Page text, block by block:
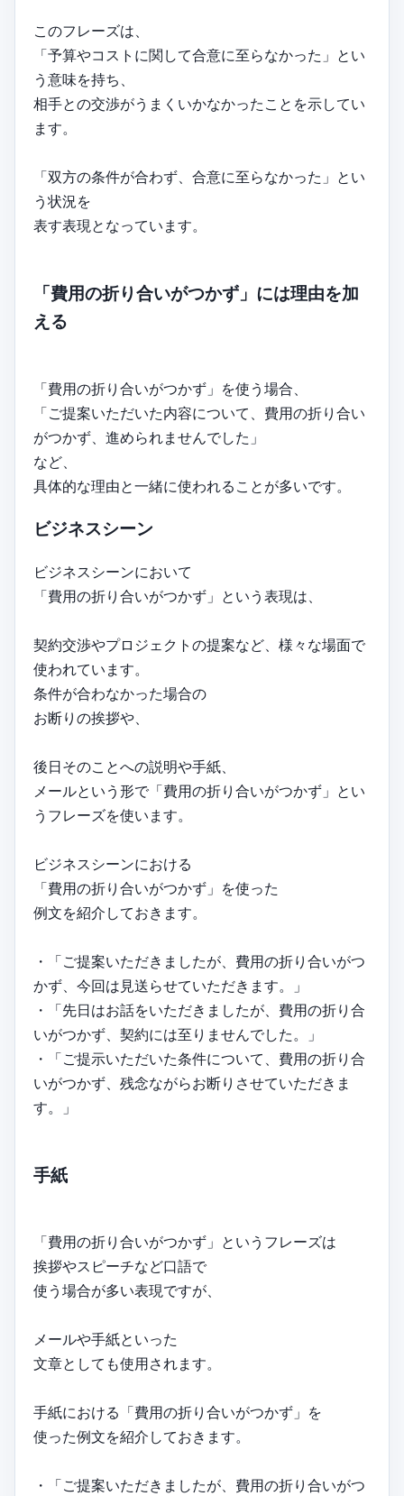
このフレーズは、
「予算やコストに関して合意に至らなかった」とい
う意味を持ち、
相手との交渉がうまくいかなかったことを示してい
ます。
「双方の条件が合わず、合意に至らなかった」とい
う状況を
表す表現となっています。
「費用の折り合いがつかず」には理由を加
える
「費用の折り合いがつかず」を使う場合、
「ご提案いただいた内容について、費用の折り合い
がつかず、進められませんでした」
など、
具体的な理由と一緒に使われることが多いです。
ビジネスシーン
ビジネスシーンにおいて
「費用の折り合いがつかず」という表現は、
契約交渉やプロジェクトの提案など、様々な場面で
使われています。
条件が合わなかった場合の
お断りの挨拶や、
後日そのことへの説明や手紙、
メールという形で「費用の折り合いがつかず」とい
うフレーズを使います。
ビジネスシーンにおける
「費用の折り合いがつかず」を使った
例文を紹介しておきます。
・「ご提案いただきましたが、費用の折り合いがつ
かず、今回は見送らせていただきます。」
・「先日はお話をいただきましたが、費用の折り合
いがつかず、契約には至りませんでした。」
・「ご提示いただいた条件について、費用の折り合
いがつかず、残念ながらお断りさせていただきま
す。」
手紙
「費用の折り合いがつかず」というフレーズは
挨拶やスピーチなど口語で
使う場合が多い表現ですが、
メールや手紙といった
文章としても使用されます。
手紙における「費用の折り合いがつかず」を
使った例文を紹介しておきます。
・「ご提案いただきましたが、費用の折り合いがつ